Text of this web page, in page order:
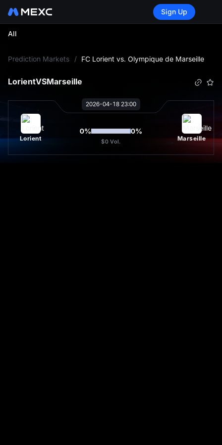
Sign Up
All
Prediction Markets / FC Lorient vs. Olympique de Marseille
LorientVSMarseille
2026-04-18 23:00
Lorient
0% 0%
$0 Vol. Marseille